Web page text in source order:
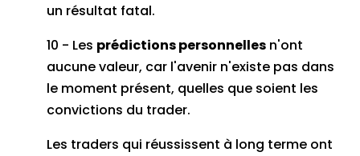
un résultat fatal.
10 - Les prédictions personnellesn'ont
aucune valeur, car l'avenir n'existe pas dans
le moment présent, quelles que soient les
convictions du trader.
Les traders qui réussissent à long terme ont